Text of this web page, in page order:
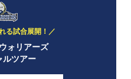
る試合展開！／
ォリアーズ
ルツアー